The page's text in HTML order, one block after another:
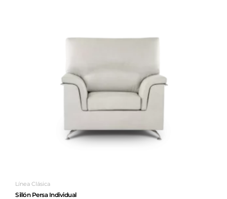
Línea Clásica
Sillón Persa Individual